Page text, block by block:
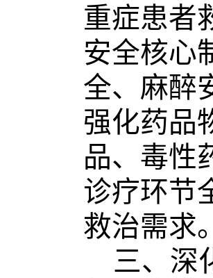
重症患者
安全核心
全、麻醉
强化药品
品、毒性
诊疗环节
救治需求。
三、深